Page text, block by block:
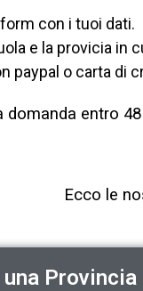
con i tuoi dati.
e la provicia in
paypal o carta di
entro
Ecco le
Provincia